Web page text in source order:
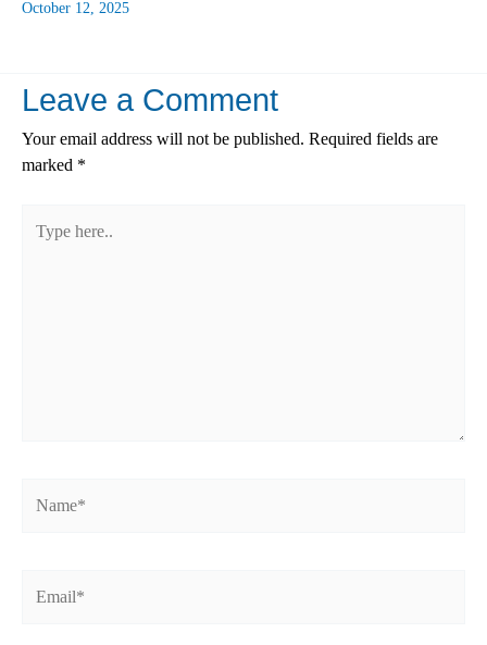
October 12, 2025
Leave a Comment
Your email address will not be published. Required fields are
marked *
here..